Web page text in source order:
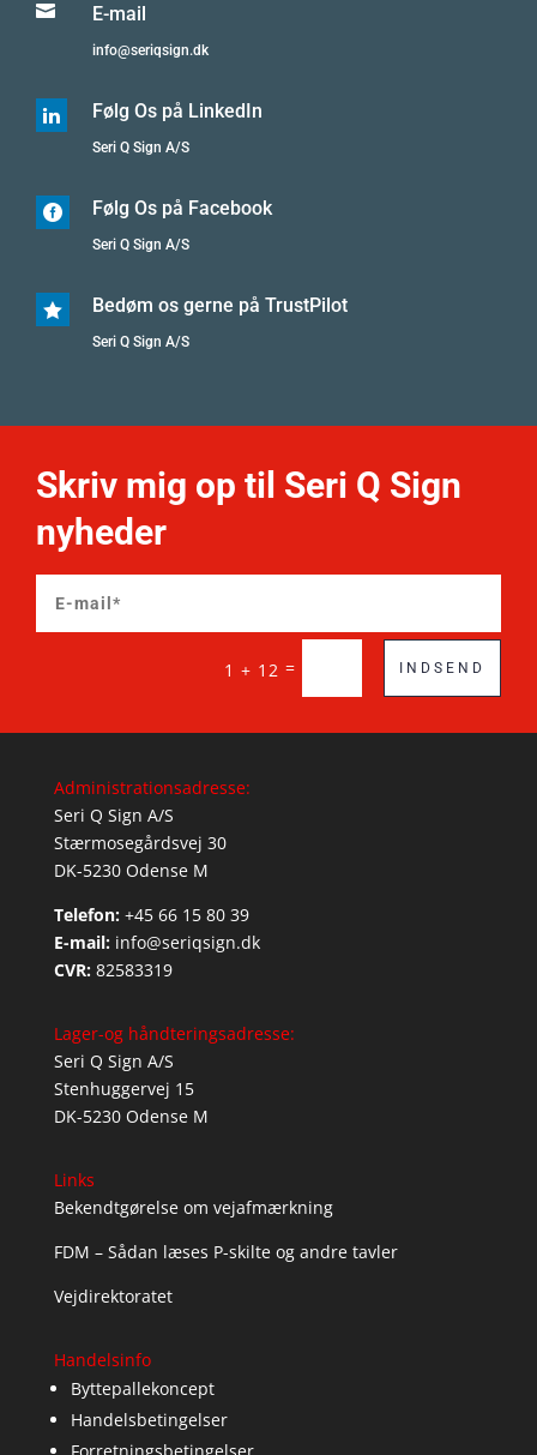
 E-mail
info@seriqsign.dk
 Følg Os på LinkedIn
Seri Q Sign A/S
 Følg Os på Facebook
Seri Q Sign A/S
 Bedøm os gerne på TrustPilot
Seri Q Sign A/S
Skriv mig op til Seri Q Sign
nyheder
1 + 12 = INDSEND
Administrationsadresse:
Seri Q Sign A/S
Stærmosegårdsvej 30
DK-5230 Odense M
Telefon: +45 66 15 80 39
E-mail: info@seriqsign.dk
CVR: 82583319
Lager-og håndteringsadresse:
Seri Q Sign A/S
Stenhuggervej 15
DK-5230 Odense M
Links
Bekendtgørelse om vejafmærkning
FDM – Sådan læses P-skilte og andre tavler
Vejdirektoratet
Handelsinfo
Byttepallekoncept
Handelsbetingelser